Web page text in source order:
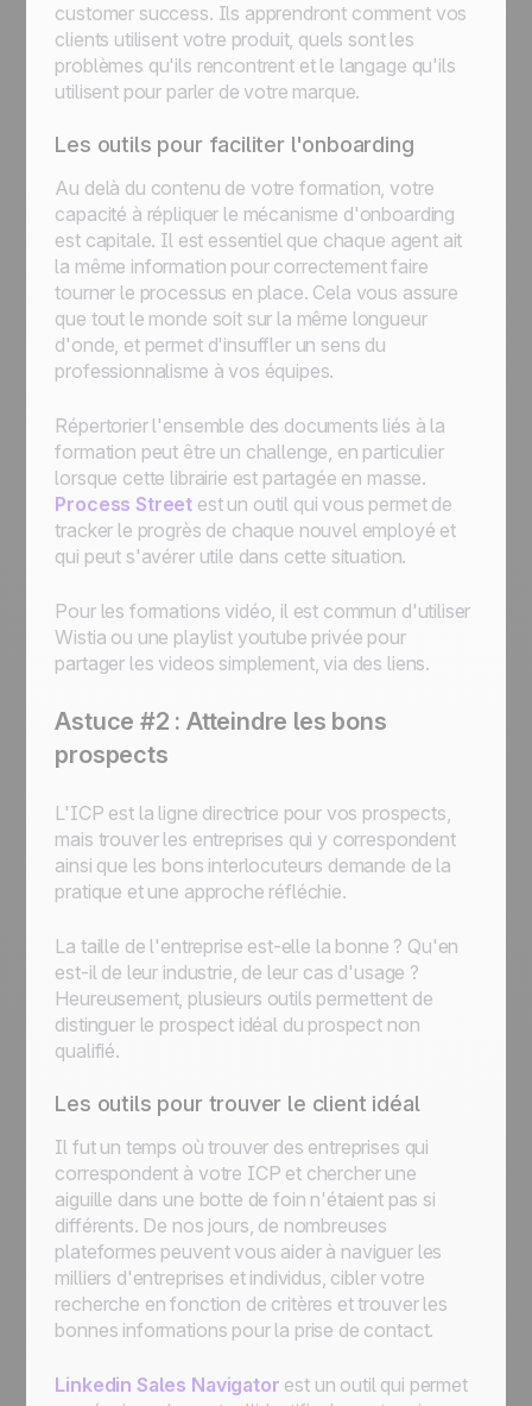
customer success. Ils apprendront comment vos
clients utilisent votre produit, quels sont les
problèmes qu'ils rencontrent et le langage qu'ils
utilisent pour parler de votre marque.
Les outils pour faciliter l'onboarding
Au delà du contenu de votre formation, votre
capacité à répliquer le mécanisme d'onboarding
est capitale. Il est essentiel que chaque agent ait
la même information pour correctement faire
tourner le processus en place. Cela vous assure
que tout le monde soit sur la même longueur
d'onde, et permet d'insuffler un sens du
professionnalisme à vos équipes.
Répertorier l'ensemble des documents liés à la
formation peut être un challenge, en particulier
lorsque cette librairie est partagée en masse.
Process Street est un outil qui vous permet de
tracker le progrès de chaque nouvel employé et
qui peut s'avérer utile dans cette situation.
Pour les formations vidéo, il est commun d'utiliser
Wistia ou une playlist youtube privée pour
partager les videos simplement, via des liens.
Astuce #2 : Atteindre les bons
prospects
L'ICP est la ligne directrice pour vos prospects,
mais trouver les entreprises qui y correspondent
ainsi que les bons interlocuteurs demande de la
pratique et une approche réfléchie.
La taille de l'entreprise est-elle la bonne ? Qu'en
est-il de leur industrie, de leur cas d'usage ?
Heureusement, plusieurs outils permettent de
distinguer le prospect idéal du prospect non
qualifié.
Les outils pour trouver le client idéal
Il fut un temps où trouver des entreprises qui
correspondent à votre ICP et chercher une
aiguille dans une botte de foin n'étaient pas si
différents. De nos jours, de nombreuses
plateformes peuvent vous aider à naviguer les
milliers d'entreprises et individus, cibler votre
recherche en fonction de critères et trouver les
bonnes informations pour la prise de contact.
Linkedin Sales Navigator est un outil qui permet